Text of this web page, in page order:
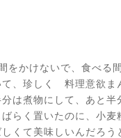
をかけないで、食べ
、珍しく 料理意欲ま
煮物にして、あと半
らく置いたのに、小
くて美味しいんだろ